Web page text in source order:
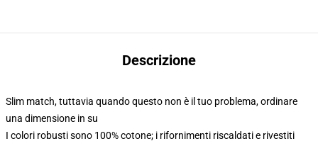
Descrizione
Slim match, tuttavia quando questo non è il tuo problema, ordinare
una dimensione in su
I colori robusti sono 100% cotone; i rifornimenti riscaldati e rivestiti